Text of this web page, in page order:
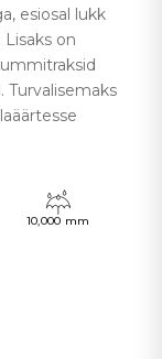
esiosal lukk
on
10,000 mm